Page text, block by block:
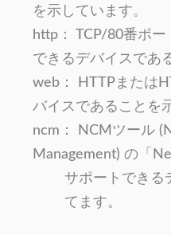
を示しています。
http： TCP/80番ポ
できるデバイスであ
web： HTTPまたは
バイスであることを
ncm： NCMツール
Management) の「
サポートできる
てます。